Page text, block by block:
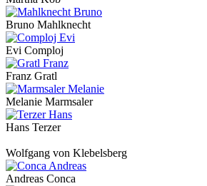
Bruno Mahlknecht
Evi Comploj
Franz Gratl
Melanie Marmsaler
Hans Terzer
Wolfgang von Klebelsberg
Andreas Conca